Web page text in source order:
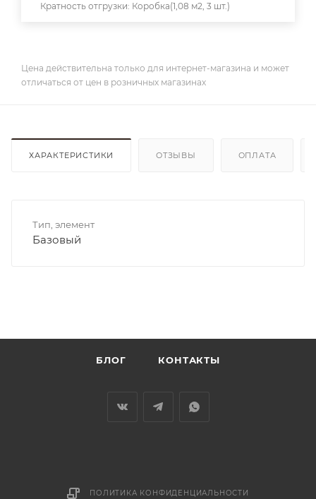
Кратность отгрузки: Коробка(1,08 м2, 3 шт.)
Цена действительна только для интернет-магазина и может
отличаться от цен в розничных магазинах
ХАРАКТЕРИСТИКИ ОТЗЫВЫ ОПЛАТА
Тип, элемент
Базовый
БЛОГ КОНТАКТЫ
ПОЛИТИКА КОНФИДЕНЦИАЛЬНОСТИ